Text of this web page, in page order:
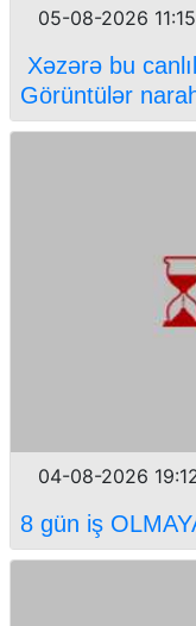
05-08-2026 11:15
Xəzərə bu
Görüntülər
04-08-2026
8 gün iş